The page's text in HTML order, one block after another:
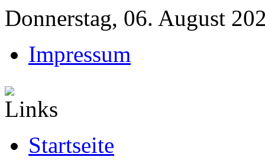
Donnerstag, 06. August
Impressum
Startseite